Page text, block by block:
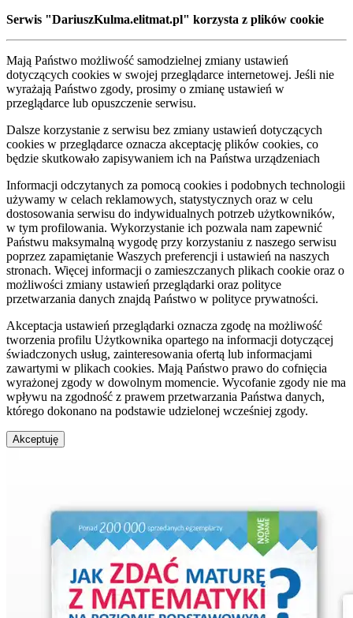
Serwis "DariuszKulma.elitmat.pl" korzysta z plików cookie
Mają Państwo możliwość samodzielnej zmiany ustawień
dotyczących cookies w swojej przeglądarce internetowej. Jeśli nie
wyrażają Państwo zgody, prosimy o zmianę ustawień w
przeglądarce lub opuszczenie serwisu.
Dalsze korzystanie z serwisu bez zmiany ustawień dotyczących
cookies w przeglądarce oznacza akceptację plików cookies, co
będzie skutkowało zapisywaniem ich na Państwa urządzeniach
Informacji odczytanych za pomocą cookies i podobnych technologii
używamy w celach reklamowych, statystycznych oraz w celu
dostosowania serwisu do indywidualnych potrzeb użytkowników,
w tym profilowania. Wykorzystanie ich pozwala nam zapewnić
Państwu maksymalną wygodę przy korzystaniu z naszego serwisu
poprzez zapamiętanie Waszych preferencji i ustawień na naszych
stronach. Więcej informacji o zamieszczanych plikach cookie oraz o
możliwości zmiany ustawień przeglądarki oraz polityce
przetwarzania danych znajdą Państwo w polityce prywatności.
Akceptacja ustawień przeglądarki oznacza zgodę na możliwość
tworzenia profilu Użytkownika opartego na informacji dotyczącej
świadczonych usług, zainteresowania ofertą lub informacjami
zawartymi w plikach cookies. Mają Państwo prawo do cofnięcia
wyrażonej zgody w dowolnym momencie. Wycofanie zgody nie ma
wpływu na zgodność z prawem przetwarzania Państwa danych,
którego dokonano na podstawie udzielonej wcześniej zgody.
Akceptuję